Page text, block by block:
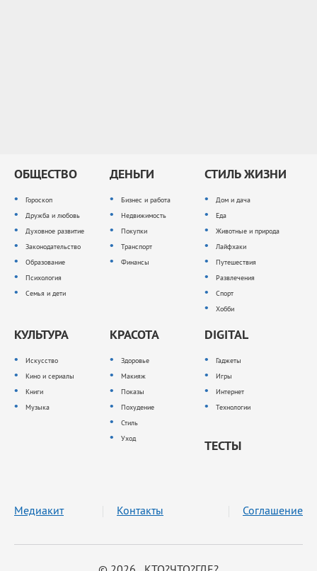
ОБЩЕСТВО
Гороскоп
Дружба и любовь
Духовное развитие
Законодательство
Образование
Психология
Семья и дети
ДЕНЬГИ
Бизнес и работа
Недвижимость
Покупки
Транспорт
Финансы
СТИЛЬ ЖИЗНИ
Дом и дача
Еда
Животные и природа
Лайфхаки
Путешествия
Развлечения
Спорт
Хобби
КУЛЬТУРА
Искусство
Кино и сериалы
Книги
Музыка
КРАСОТА
Здоровье
Макияж
Показы
Похудение
Стиль
Уход
DIGITAL
Гаджеты
Игры
Интернет
Технологии
ТЕСТЫ
Медиакит Контакты Соглашение